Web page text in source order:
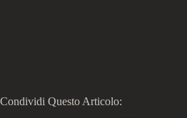
Condividi Questo Articolo: